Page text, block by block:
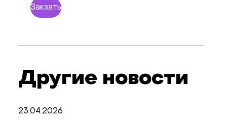
Закзать
Другие новости
23.04.2026